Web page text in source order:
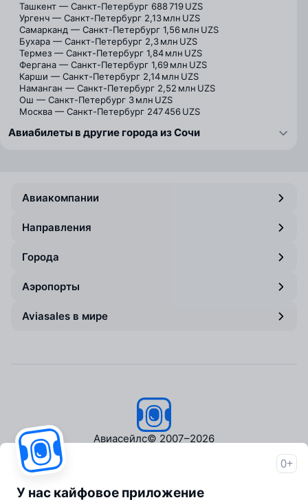
Ташкент — Санкт-Петербург 688 719 UZS
Ургенч — Санкт-Петербург 2,13 млн UZS
Самарканд — Санкт-Петербург 1,56 млн UZS
Бухара — Санкт-Петербург 2,3 млн UZS
Термез — Санкт-Петербург 1,84 млн UZS
Фергана — Санкт-Петербург 1,69 млн UZS
Карши — Санкт-Петербург 2,14 млн UZS
Наманган — Санкт-Петербург 2,52 млн UZS
Ош — Санкт-Петербург 3 млн UZS
Москва — Санкт-Петербург 247 456 UZS
Авиабилеты в другие города из Сочи
Авиакомпании
Направления
Города
Аэропорты
Aviasales в мире
Авиасейлс© 2007–2026
Пресс‑центр
0+
У нас кайфовое приложение